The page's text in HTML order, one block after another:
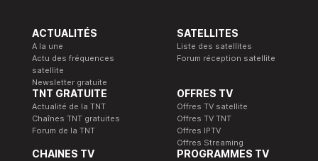
ACTUALITÉS
A la une
Actu des fréquences
satellite
Newsletter gratuite
SATELLITES
Liste des satellites
Forum réception satellite
TNT GRATUITE
Actualité de la TNT
Chaînes TNT gratuites
Forum de la TNT
OFFRES TV
Offres TV satellite
Offres TV TNT
Offres IPTV
Offres Streaming
CHAINES TV PROGRAMMES TV